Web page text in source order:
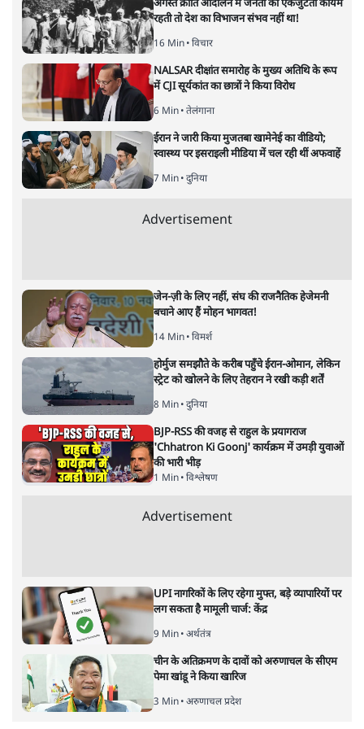
जाति गणना नहीं, वोट की संख्या गिन
रही हैं पार्टियाँ?
विचार| अरविंद मोहन| 9 JUL, 2025
राजनीतिक दल क्या जाति आधारित गणना के नाम पर सीधे वोटों की
गणना और समीकरण पर ध्यान दे रहे हैं? क्या इससे जातीय राजनीति
का स्वरूप बदल रहा है या यह सिर्फ एक चुनावी रणनीति है?
बिहार चुनाव से ठीक पहले मतदाता सूची में सुधार या नए नाम
जोड़ने की कवायद के नाम पर जो कुछ चल रहा है, वह देश कई
राजनीति और सुप्रीम कोर्ट के कार्य-व्यापार के प्रमुख मुद्दों में है।
मुहिम चल रही है तो कई जगहों से फार्म लेकर आए बूथ लेवल
अधिकारी को खदेड़े जाने की ख़बर भी आई है। कई लोग इसे असम
जैसी स्थिति की शुरुआत मानते हैं तो कई पश्चिम बंगाल चुनाव का
रिहर्सल।
लेकिन सुदूर दक्षिण में भी इसी तरह का एक हंगामा चल रहा है।